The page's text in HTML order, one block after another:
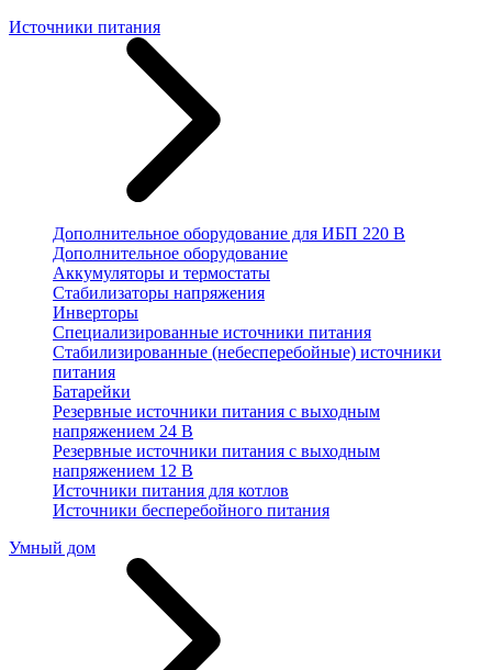
Источники питания
Дополнительное оборудование для ИБП 220 В
Дополнительное оборудование
Аккумуляторы и термостаты
Стабилизаторы напряжения
Инверторы
Специализированные источники питания
Стабилизированные (небесперебойные) источники
питания
Батарейки
Резервные источники питания с выходным
напряжением 24 В
Резервные источники питания с выходным
напряжением 12 В
Источники питания для котлов
Источники бесперебойного питания
Умный дом